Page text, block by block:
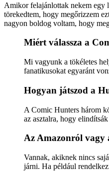
Amikor felajánlottak nekem egy
törekedtem, hogy megőrizzem
nagyon boldog voltam, hogy
Miért válassza a
Mi vagyunk a tökéletes
fanatikusokat egyaránt
Hogyan játszod a
A Comic Hunters három
az asztalra, hogy
Az Amazonról vagy
Vannak, akiknek nincs
járni. Ha például